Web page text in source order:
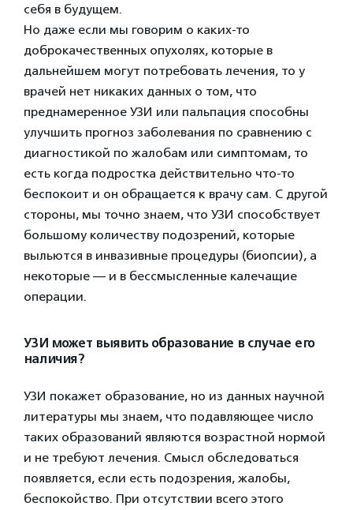
себя в будущем.
Но даже если мы говорим о каких-то
доброкачественных опухолях, которые в
дальнейшем могут потребовать лечения, то у
врачей нет никаких данных о том, что
преднамеренное УЗИ или пальпация способны
улучшить прогноз заболевания по сравнению с
диагностикой по жалобам или симптомам, то
есть когда подростка действительно что-то
беспокоит и он обращается к врачу сам. С другой
стороны, мы точно знаем, что УЗИ способствует
большому количеству подозрений, которые
выльются в инвазивные процедуры (биопсии), а
некоторые — и в бессмысленные калечащие
операции.
УЗИ может выявить образование в случае его
наличия?
УЗИ покажет образование, но из данных научной
литературы мы знаем, что подавляющее число
таких образований являются возрастной нормой
и не требуют лечения. Смысл обследоваться
появляется, если есть подозрения, жалобы,
беспокойство. При отсутствии всего этого